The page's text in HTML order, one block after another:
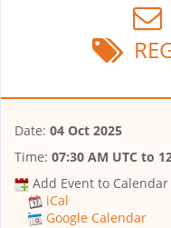
Date: 04 Oct 2025
Time: 07:30 AM UTC to
Add Event to Calendar
iCal
Google Calendar